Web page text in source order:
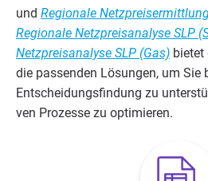
und Regio­na­le
Regio­na­le Netz­preis­ana­ly­se SLP
Netz­preis­ana­ly­se SLP (Gas) bie­tet
die pas­sen­den Lösun­gen, um Sie
Ent­schei­dungs­fin­dung zu
ven Pro­zes­se zu optimieren.